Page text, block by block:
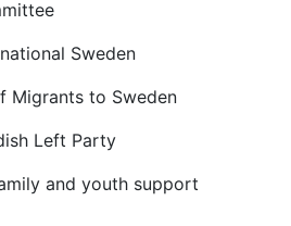
Sweden
Migrants to Sweden
Left Party
and youth support